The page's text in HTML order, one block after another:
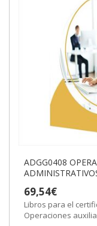
ADGG0408
69,54€
Libros para el
Operaciones